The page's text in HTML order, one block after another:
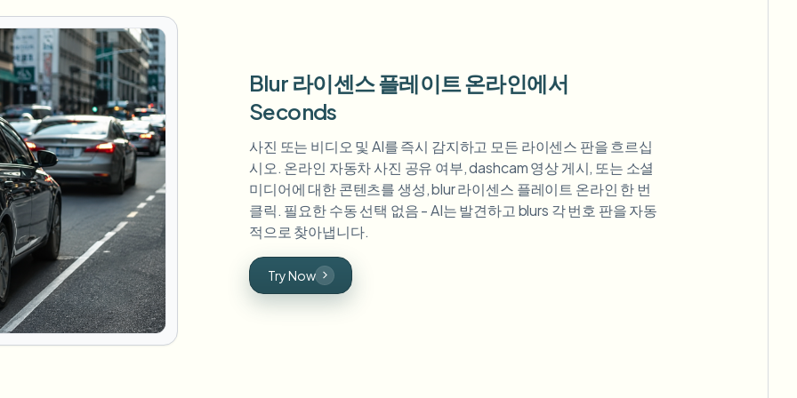
Blur 라이센스 플레이트 온라인에서
Seconds
사진 또는 비디오 및 AI를 즉시 감지하고 모든 라이센스 판을 흐르십
시오. 온라인 자동차 사진 공유 여부, dashcam 영상 게시, 또는 소셜
미디어에 대한 콘텐츠를 생성, blur 라이센스 플레이트 온라인 한 번
클릭. 필요한 수동 선택 없음 - AI는 발견하고 blurs 각 번호 판을 자동
적으로 찾아냅니다.
Try Now